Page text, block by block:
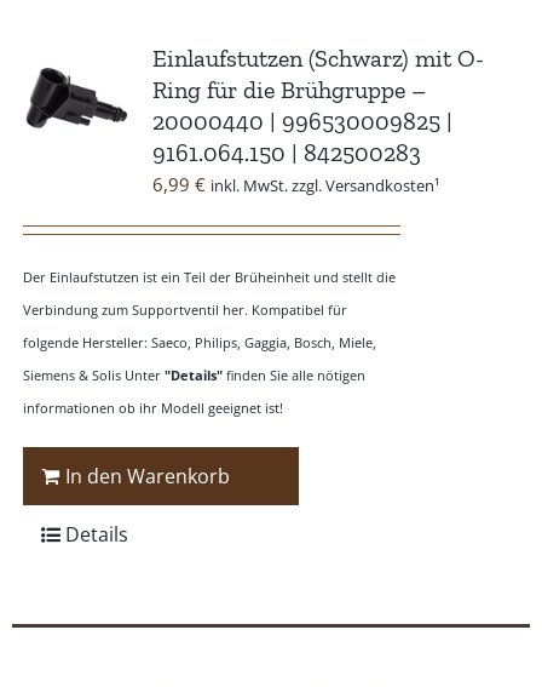
Einlaufstutzen (Schwarz) mit O-
Ring für die Brühgruppe –
20000440 | 996530009825 |
9161.064.150 | 842500283
6,99 € inkl. MwSt. zzgl. Versandkosten¹
Der Einlaufstutzen ist ein Teil der Brüheinheit und stellt die
Verbindung zum Supportventil her. Kompatibel für
folgende Hersteller: Saeco, Philips, Gaggia, Bosch, Miele,
Siemens & Solis Unter "Details"finden Sie alle nötigen
informationen ob ihr Modell geeignet ist!
In den Warenkorb
Details